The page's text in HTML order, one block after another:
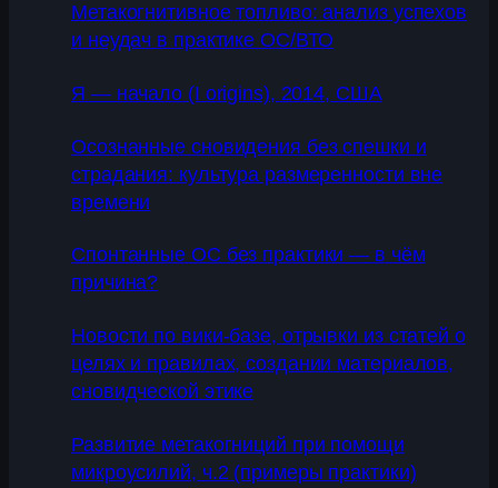
Метакогнитивное топливо: анализ успехов
и неудач в практике ОС/ВТО
Я — начало (I origins), 2014, США
Осознанные сновидения без спешки и
страдания: культура размеренности вне
времени
Спонтанные ОС без практики — в чём
причина?
Новости по вики-базе, отрывки из статей о
целях и правилах, создании материалов,
сновидческой этике
Развитие метакогниций при помощи
микроусилий, ч.2 (примеры практики)